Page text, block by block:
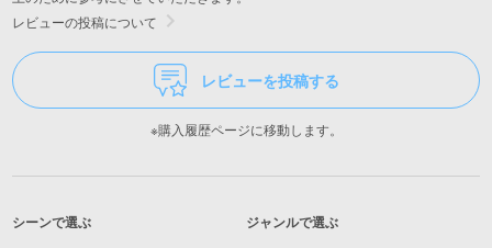
レビューの投稿について
レビューを投稿する
※購入履歴ページに移動します。
シーンで選ぶ ジャンルで選ぶ